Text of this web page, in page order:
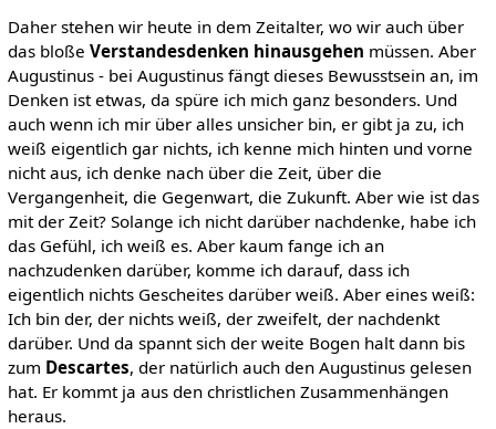
Daher stehen wir heute in dem Zeitalter, wo wir auch über
das bloße Verstandesdenken hinausgehen müssen. Aber
Augustinus - bei Augustinus fängt dieses Bewusstsein an, im
Denken ist etwas, da spüre ich mich ganz besonders. Und
auch wenn ich mir über alles unsicher bin, er gibt ja zu, ich
weiß eigentlich gar nichts, ich kenne mich hinten und vorne
nicht aus, ich denke nach über die Zeit, über die
Vergangenheit, die Gegenwart, die Zukunft. Aber wie ist das
mit der Zeit? Solange ich nicht darüber nachdenke, habe ich
das Gefühl, ich weiß es. Aber kaum fange ich an
nachzudenken darüber, komme ich darauf, dass ich
eigentlich nichts Gescheites darüber weiß. Aber eines weiß:
Ich bin der, der nichts weiß, der zweifelt, der nachdenkt
darüber. Und da spannt sich der weite Bogen halt dann bis
zum Descartes, der natürlich auch den Augustinus gelesen
hat. Er kommt ja aus den christlichen Zusammenhängen
heraus.